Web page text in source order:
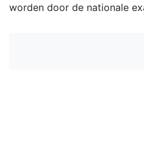
worden door de nationale